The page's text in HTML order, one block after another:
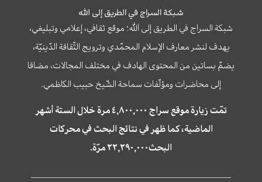
شبكة السراج في الطريق إلى الله
شبكة السراج في الطريق إلى الله؛ موقع ثقافي، إعلامي وتبليغي،
يهدف لنشر معارف الإسلام المحمّدي وترويج الثّقافة الدّينيّة،
يضمّ بساتين من المحتوى الهادف في مختلف المجالات، مضافا
إلى محاضرات ومؤلّفات سماحة الشّيخ حبيب الكاظمي.
تمّت زيارة موقع سراج ٤,٨٠٠,٠٠٠ مرة خلال الستة أشهر
الماضية، كما ظهر في نتائج البحث في محركات
البحث٢٢,٢٩٠,٠٠٠ مرّة.